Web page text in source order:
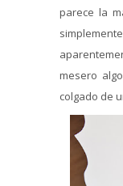
parece la
mesero
colgado de